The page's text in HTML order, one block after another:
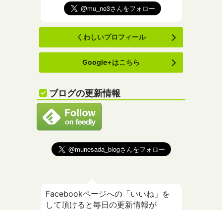
くわしいプロフィール
Google+はこちら
ブログの更新情報
Facebookページへの「いいね」を
して頂けると毎日の更新情報が